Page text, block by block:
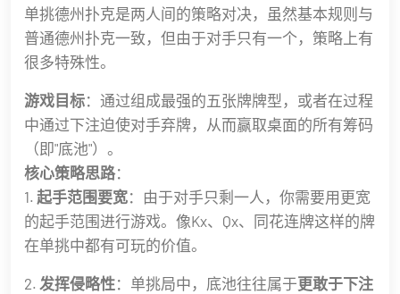
单挑德州扑克是两人间的策略对决，虽然基本规则与
普通德州扑克一致，但由于对手只有一个，策略上有
很多特殊性。
游戏目标：通过组成最强的五张牌牌型，或者在过程
中通过下注迫使对手弃牌，从而赢取桌面的所有筹码
（即"底池"）。
核心策略思路：
1. 起手范围要宽：由于对手只剩一人，你需要用更宽
的起手范围进行游戏。像Kx、Qx、同花连牌这样的牌
在单挑中都有可玩的价值。
2. 发挥侵略性：单挑局中，底池往往属于更敢于下注